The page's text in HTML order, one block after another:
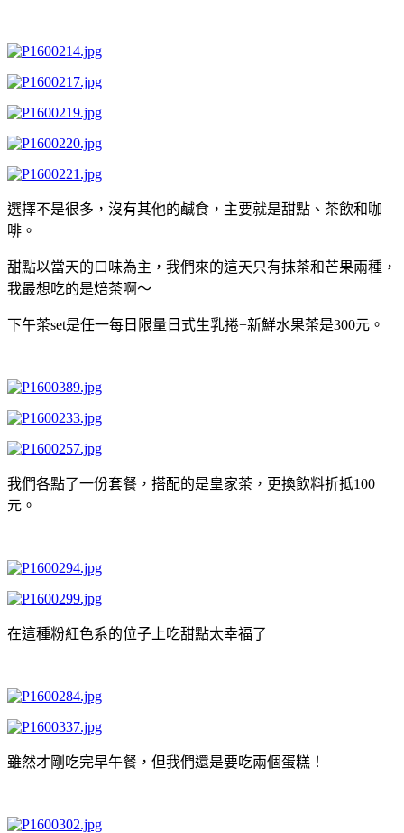
選擇不是很多，沒有其他的鹹食，主要就是甜點、茶飲和咖
啡。
甜點以當天的口味為主，我們來的這天只有抹茶和芒果兩種，
我最想吃的是焙茶啊～
下午茶set是任一每日限量日式生乳捲+新鮮水果茶是300元。
我們各點了一份套餐，搭配的是皇家茶，更換飲料折抵100
元。
在這種粉紅色系的位子上吃甜點太幸福了
雖然才剛吃完早午餐，但我們還是要吃兩個蛋糕！